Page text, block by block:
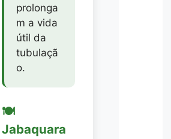
prolonga
m a vida
útil da
tubulaçã
o.
🍽️
Jabaquara